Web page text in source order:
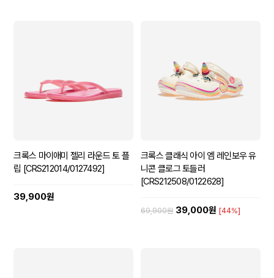
크록스 마이애미 젤리 라운드 토 플
립 [CRS212014/0127492]
39,900원
크록스 클래식 아이 엠 레인보우 유
니콘 클로그 토들러
[CRS212508/0122628]
69,900원 39,000원 [44%]